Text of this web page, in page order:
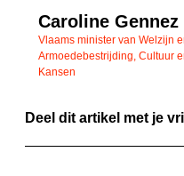
Caroline Gennez
Vlaams minister van Welzijn
Armoedebestrijding, Cultuur
Kansen
Deel dit artikel met je